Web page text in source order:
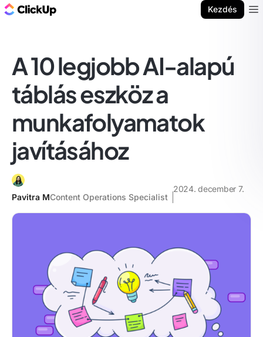
Kezdés
A 10 legjobb AI-alapú
táblás eszköz a
munkafolyamatok
javításához
Pavitra MContent Operations Specialist
2024. december 7.